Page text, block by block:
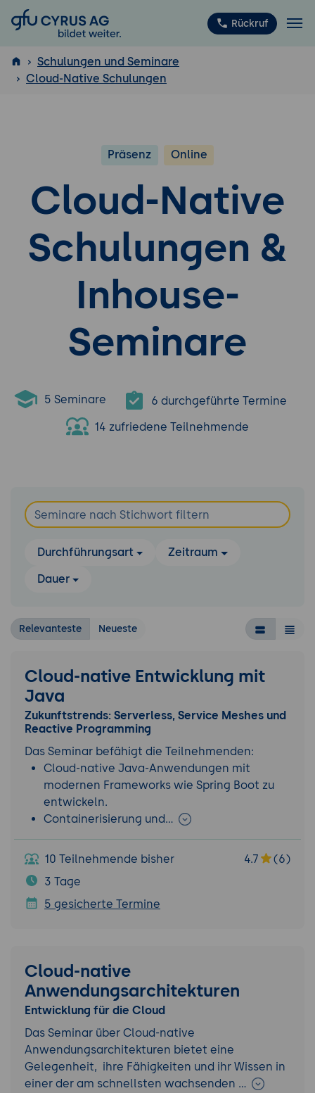
GFU Cyrus AG Rückruf
ISTQB
Schulungen und Seminare
Cloud-Native Schulungen
Präsenz Online
Cloud-Native
Schulungen &
Inhouse-
Seminare
5 Seminare
6 durchgeführte Termine
14 zufriedene Teilnehmende
Durchführungsart
Zeitraum
Dauer
Relevanteste Neueste
Cloud-native Entwicklung mit
Java
Zukunftstrends: Serverless, Service Meshes und
Reactive Programming
Das Seminar befähigt die Teilnehmenden:
Cloud-native Java-Anwendungen mit
modernen Frameworks wie Spring Boot zu
entwickeln.
Containerisierung und…
10 Teilnehmende bisher 4.7
(6)
3 Tage
5 gesicherte Termine
Cloud-native
Anwendungsarchitekturen
Entwicklung für die Cloud
Das Seminar über Cloud-native
Anwendungsarchitekturen bietet eine
Gelegenheit, ihre Fähigkeiten und ihr Wissen in
einer der am schnellsten wachsenden …